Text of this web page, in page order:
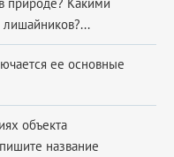
ее основные
объекта
название